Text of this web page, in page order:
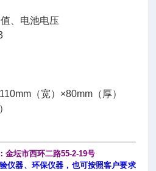
、电池电压
（宽）×80mm（厚）
坛市西环二路55-2-19号
仪器、环保仪器，也可按照客户要求